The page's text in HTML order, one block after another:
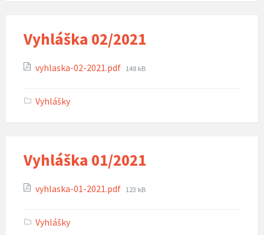
Vyhláška 02/2021
Attachments
vyhlaska-02-2021.pdf File
148 kB
Vyhlášky
Vyhláška 01/2021
Attachments
vyhlaska-01-2021.pdf File
123 kB
Vyhlášky